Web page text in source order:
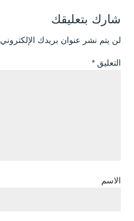
شارك بتعليقك
لن يتم نشر عنوان بريدك الإلكتروني.
التعليق *
الاسم